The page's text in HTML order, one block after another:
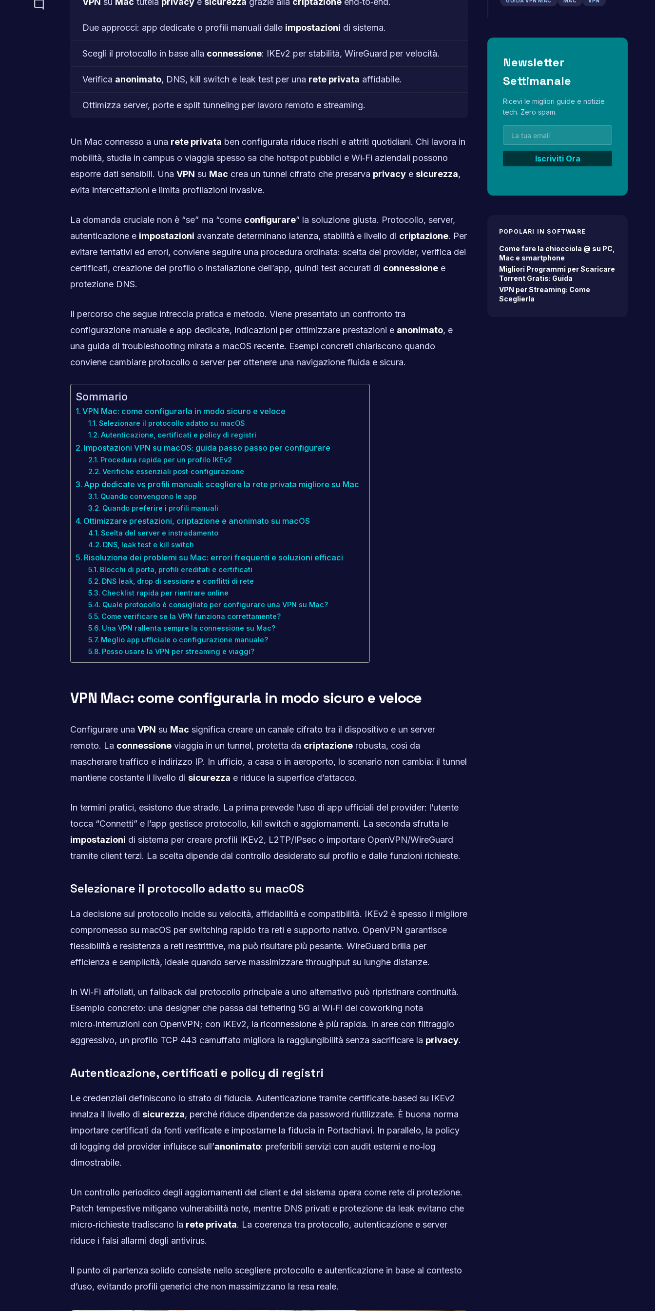
mode_comment
Due approcci: app dedicate o profili manuali dalle impostazioni di sistema.
Scegli il protocollo in base alla connessione: IKEv2 per stabilità, WireGuard per velocità.
Verifica anonimato, DNS, kill switch e leak test per una rete privata affidabile.
Ottimizza server, porte e split tunneling per lavoro remoto e streaming.
Un Mac connesso a una rete privata ben configurata riduce rischi e attriti quotidiani. Chi lavora in
mobilità, studia in campus o viaggia spesso sa che hotspot pubblici e Wi‑Fi aziendali possono
esporre dati sensibili. Una VPN su Mac crea un tunnel cifrato che preserva privacy e sicurezza,
evita intercettazioni e limita profilazioni invasive.
La domanda cruciale non è “se” ma “come configurare” la soluzione giusta. Protocollo, server,
autenticazione e impostazioni avanzate determinano latenza, stabilità e livello di criptazione. Per
evitare tentativi ed errori, conviene seguire una procedura ordinata: scelta del provider, verifica dei
certificati, creazione del profilo o installazione dell’app, quindi test accurati di connessione e
protezione DNS.
Il percorso che segue intreccia pratica e metodo. Viene presentato un confronto tra
configurazione manuale e app dedicate, indicazioni per ottimizzare prestazioni e anonimato, e
una guida di troubleshooting mirata a macOS recente. Esempi concreti chiariscono quando
conviene cambiare protocollo o server per ottenere una navigazione fluida e sicura.
Sommario
VPN Mac: come configurarla in modo sicuro e veloce
Selezionare il protocollo adatto su macOS
Autenticazione, certificati e policy di registri
Impostazioni VPN su macOS: guida passo passo per configurare
Procedura rapida per un profilo IKEv2
Verifiche essenziali post‑configurazione
App dedicate vs profili manuali: scegliere la rete privata migliore su Mac
Quando convengono le app
Quando preferire i profili manuali
Ottimizzare prestazioni, criptazione e anonimato su macOS
Scelta del server e instradamento
DNS, leak test e kill switch
Risoluzione dei problemi su Mac: errori frequenti e soluzioni efficaci
Blocchi di porta, profili ereditati e certificati
DNS leak, drop di sessione e conflitti di rete
Checklist rapida per rientrare online
Quale protocollo è consigliato per configurare una VPN su Mac?
Come verificare se la VPN funziona correttamente?
Una VPN rallenta sempre la connessione su Mac?
Meglio app ufficiale o configurazione manuale?
Posso usare la VPN per streaming e viaggi?
VPN Mac: come configurarla in modo sicuro e veloce
Configurare una VPN su Mac significa creare un canale cifrato tra il dispositivo e un server
remoto. La connessione viaggia in un tunnel, protetta da criptazione robusta, così da
mascherare traffico e indirizzo IP. In ufficio, a casa o in aeroporto, lo scenario non cambia: il tunnel
mantiene costante il livello di sicurezza e riduce la superfice d’attacco.
In termini pratici, esistono due strade. La prima prevede l’uso di app ufficiali del provider: l’utente
tocca “Connetti” e l’app gestisce protocollo, kill switch e aggiornamenti. La seconda sfrutta le
impostazioni di sistema per creare profili IKEv2, L2TP/IPsec o importare OpenVPN/WireGuard
tramite client terzi. La scelta dipende dal controllo desiderato sul profilo e dalle funzioni richieste.
Selezionare il protocollo adatto su macOS
La decisione sul protocollo incide su velocità, affidabilità e compatibilità. IKEv2 è spesso il migliore
compromesso su macOS per switching rapido tra reti e supporto nativo. OpenVPN garantisce
flessibilità e resistenza a reti restrittive, ma può risultare più pesante. WireGuard brilla per
efficienza e semplicità, ideale quando serve massimizzare throughput su lunghe distanze.
In Wi‑Fi affollati, un fallback dal protocollo principale a uno alternativo può ripristinare continuità.
Esempio concreto: una designer che passa dal tethering 5G al Wi‑Fi del coworking nota
micro‑interruzioni con OpenVPN; con IKEv2, la riconnessione è più rapida. In aree con filtraggio
aggressivo, un profilo TCP 443 camuffato migliora la raggiungibilità senza sacrificare la privacy.
Autenticazione, certificati e policy di registri
Le credenziali definiscono lo strato di fiducia. Autenticazione tramite certificate‑based su IKEv2
innalza il livello di sicurezza, perché riduce dipendenze da password riutilizzate. È buona norma
importare certificati da fonti verificate e impostarne la fiducia in Portachiavi. In parallelo, la policy
di logging del provider influisce sull’anonimato: preferibili servizi con audit esterni e no‑log
dimostrabile.
Un controllo periodico degli aggiornamenti del client e del sistema opera come rete di protezione.
Patch tempestive mitigano vulnerabilità note, mentre DNS privati e protezione da leak evitano che
micro‑richieste tradiscano la rete privata. La coerenza tra protocollo, autenticazione e server
riduce i falsi allarmi degli antivirus.
Il punto di partenza solido consiste nello scegliere protocollo e autenticazione in base al contesto
d’uso, evitando profili generici che non massimizzano la resa reale.
Newsletter
Settimanale
Ricevi le migliori guide e notizie
tech. Zero spam.
POPOLARI IN SOFTWARE
Come fare la chiocciola @ su PC,
Mac e smartphone
Migliori Programmi per Scaricare
Torrent Gratis: Guida
VPN per Streaming: Come
Sceglierla